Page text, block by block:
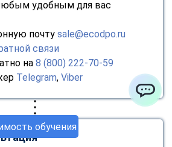
обучения
удобным для вас
почту sale@ecodpo.ru
связи
на 8 (800) 222-70-59
Telegram, Viber